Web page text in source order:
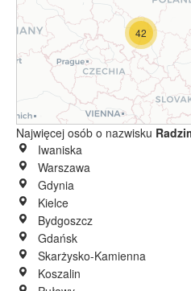
42
Najwięcej osób o nazwisku
Iwaniska
Warszawa
Gdynia
Kielce
Bydgoszcz
Gdańsk
Skarżysko-Kamienna
Koszalin